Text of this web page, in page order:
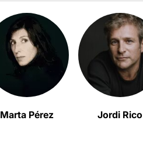
Marta Pérez Jordi Rico